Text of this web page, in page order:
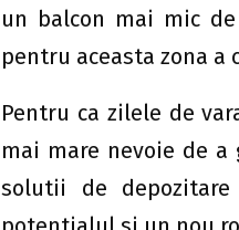
un balcon mai mic
pentru aceasta zona a
Pentru ca zilele de
mai mare nevoie de a
solutii de